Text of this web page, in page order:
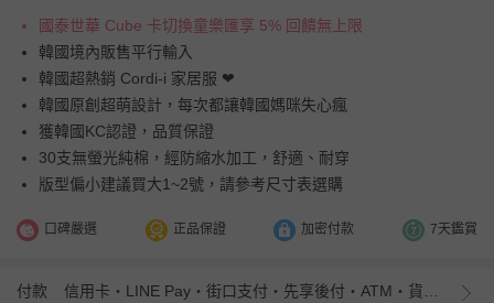
國泰世華 Cube 卡切換童樂匯享 5% 回饋無上限
韓國境內販售平行輸入
韓國超熱銷 Cordi-i 家居服 ❤︎
韓國原創超萌設計，每次都讓韓國媽咪失心瘋
獲韓國KC認證，品質保證
30支無螢光純棉，經防縮水加工，舒適、耐穿
版型偏小建議買大1~2號，請參考尺寸表選購
口碑嚴選 正品保證 加密付款 7天鑑賞
付款